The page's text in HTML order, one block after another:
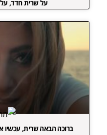
על שרית חדד, על
ברוכה הבאה שרית,